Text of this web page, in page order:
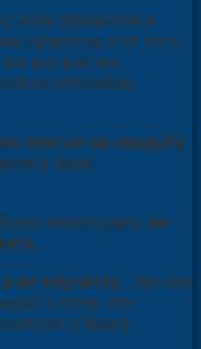
этим приметам и
супругов и от того,
же вы все же
способов
платье на свадьбу
брак
аксессуары не
не перчатку , так как
к тому, что
к браку